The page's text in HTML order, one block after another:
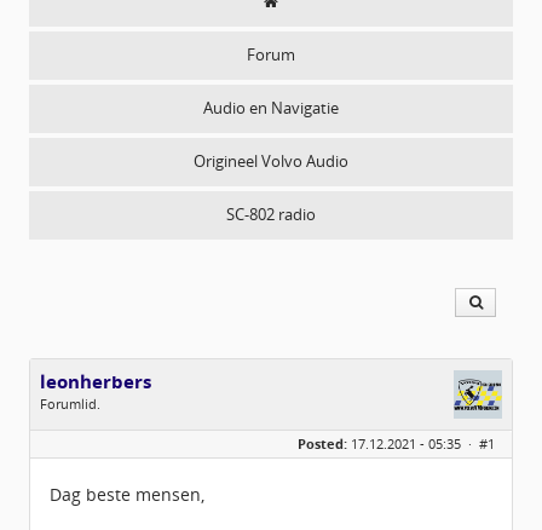
Forum
Audio en Navigatie
Origineel Volvo Audio
SC-802 radio
leonherbers
Forumlid.
Geslacht:
n/a
Geregistreerd:11 / 2021
Posted: 17.12.2021 - 05:35 · #1
Dag beste mensen,